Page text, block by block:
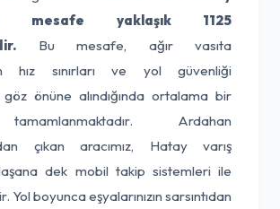
mesafe yaklaşık 1125
Bu mesafe, ağır vasıta
hız sınırları ve yol güvenliği
önüne alındığında ortalama bir
Ardahan
çıkan aracımız, Hatay varış
dek mobil takip sistemleri ile
Yol boyunca eşyalarınızın sarsıntıdan